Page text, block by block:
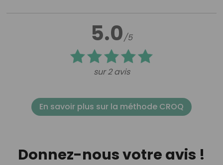
5.0/5
sur 2 avis
En savoir plus sur la méthode CROQ
Donnez-nous votre avis !